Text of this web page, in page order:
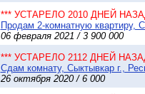
*** УСТАРЕЛО 2010 ДНЕЙ
Продам 2-комнатную квартиру,
06 февраля 2021 / 3 900 000
*** УСТАРЕЛО 2112 ДНЕЙ
Сдам комнату, Сыктывкар г.,
26 октября 2020 / 6 000